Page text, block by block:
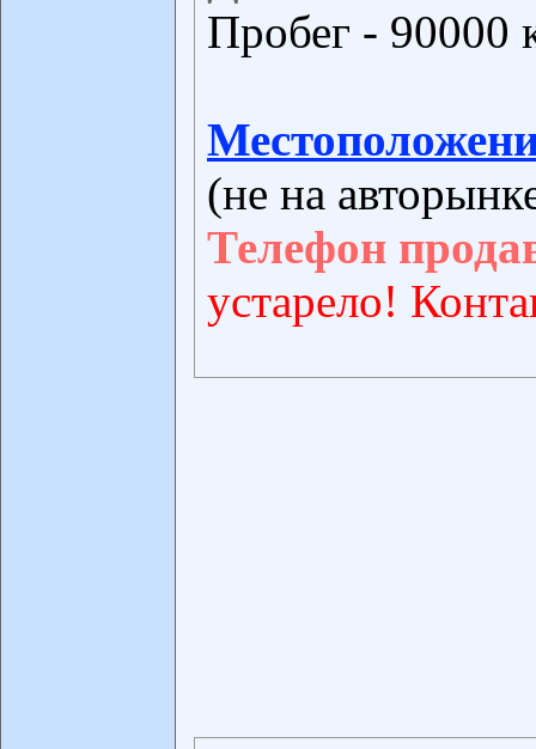
Пробег - 90000
(не на
Телефон
устарело!